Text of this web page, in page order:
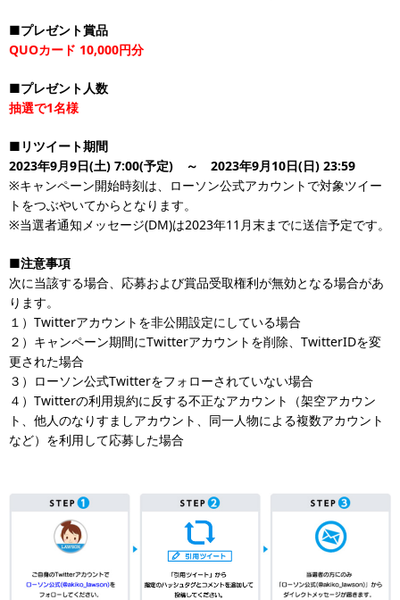
■プレゼント賞品
QUOカード 10,000円分
■プレゼント人数
抽選で1名様
■リツイート期間
2023年9月9日(土) 7:00(予定) ～ 2023年9月10日(日) 23:59
※キャンペーン開始時刻は、ローソン公式アカウントで対象ツイー
トをつぶやいてからとなります。
※当選者通知メッセージ(DM)は2023年11月末までに送信予定です。
■注意事項
次に当該する場合、応募および賞品受取権利が無効となる場合があ
ります。
１）Twitterアカウントを非公開設定にしている場合
２）キャンペーン期間にTwitterアカウントを削除、TwitterIDを変
更された場合
３）ローソン公式Twitterをフォローされていない場合
４）Twitterの利用規約に反する不正なアカウント（架空アカウン
ト、他人のなりすましアカウント、同一人物による複数アカウント
など）を利用して応募した場合